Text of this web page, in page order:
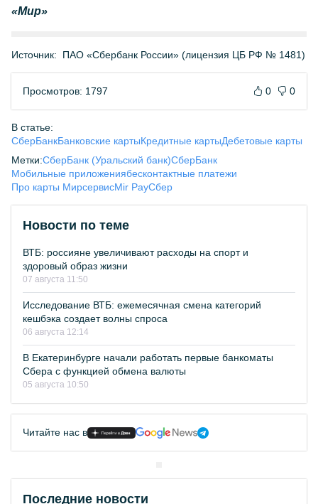
«Мир»
Источник: ПАО «Сбербанк России» (лицензия ЦБ РФ № 1481)
Просмотров: 1797 0 0
В статье:
СберБанкБанковские картыКредитные картыДебетовые карты
Метки:СберБанк (Уральский банк)СберБанк
Мобильные приложениябесконтактные платежи
Про карты МирсервисMir PayСбер
Новости по теме
ВТБ: россияне увеличивают расходы на спорт и
здоровый образ жизни
07 августа 11:50
Исследование ВТБ: ежемесячная смена категорий
кешбэка создает волны спроса
06 августа 12:14
В Екатеринбурге начали работать первые банкоматы
Сбера с функцией обмена валюты
05 августа 10:50
Читайте нас в
Последние новости